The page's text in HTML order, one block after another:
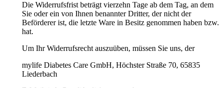
Die Widerrufsfrist beträgt vierzehn Tage ab dem Tag, an dem
Sie oder ein von Ihnen benannter Dritter, der nicht der
Beförderer ist, die letzte Ware in Besitz genommen haben bzw.
hat.
Um Ihr Widerrufsrecht auszuüben, müssen Sie uns, der
mylife Diabetes Care GmbH, Höchster Straße 70, 65835
Liederbach